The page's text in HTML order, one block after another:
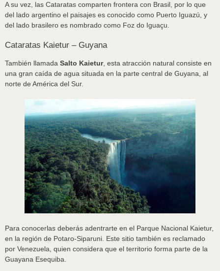
A su vez, las Cataratas comparten frontera con Brasil, por lo que
del lado argentino el paisajes es conocido como Puerto Iguazú, y
del lado brasilero es nombrado como Foz do Iguaçu.
Cataratas Kaietur – Guyana
También llamada Salto Kaietur, esta atracción natural consiste en
una gran caída de agua situada en la parte central de Guyana, al
norte de América del Sur.
Para conocerlas deberás adentrarte en el Parque Nacional Kaietur,
en la región de Potaro-Siparuni. Este sitio también es reclamado
por Venezuela, quien considera que el territorio forma parte de la
Guayana Esequiba.